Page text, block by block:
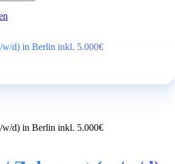
w/d) in Berlin inkl. 5.000€
w/d) in Berlin inkl. 5.000€